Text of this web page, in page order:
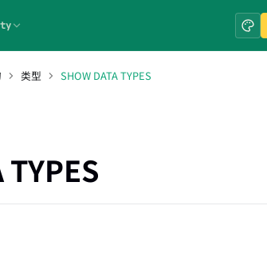
类型 SHOW DATA TYPES
TYPES